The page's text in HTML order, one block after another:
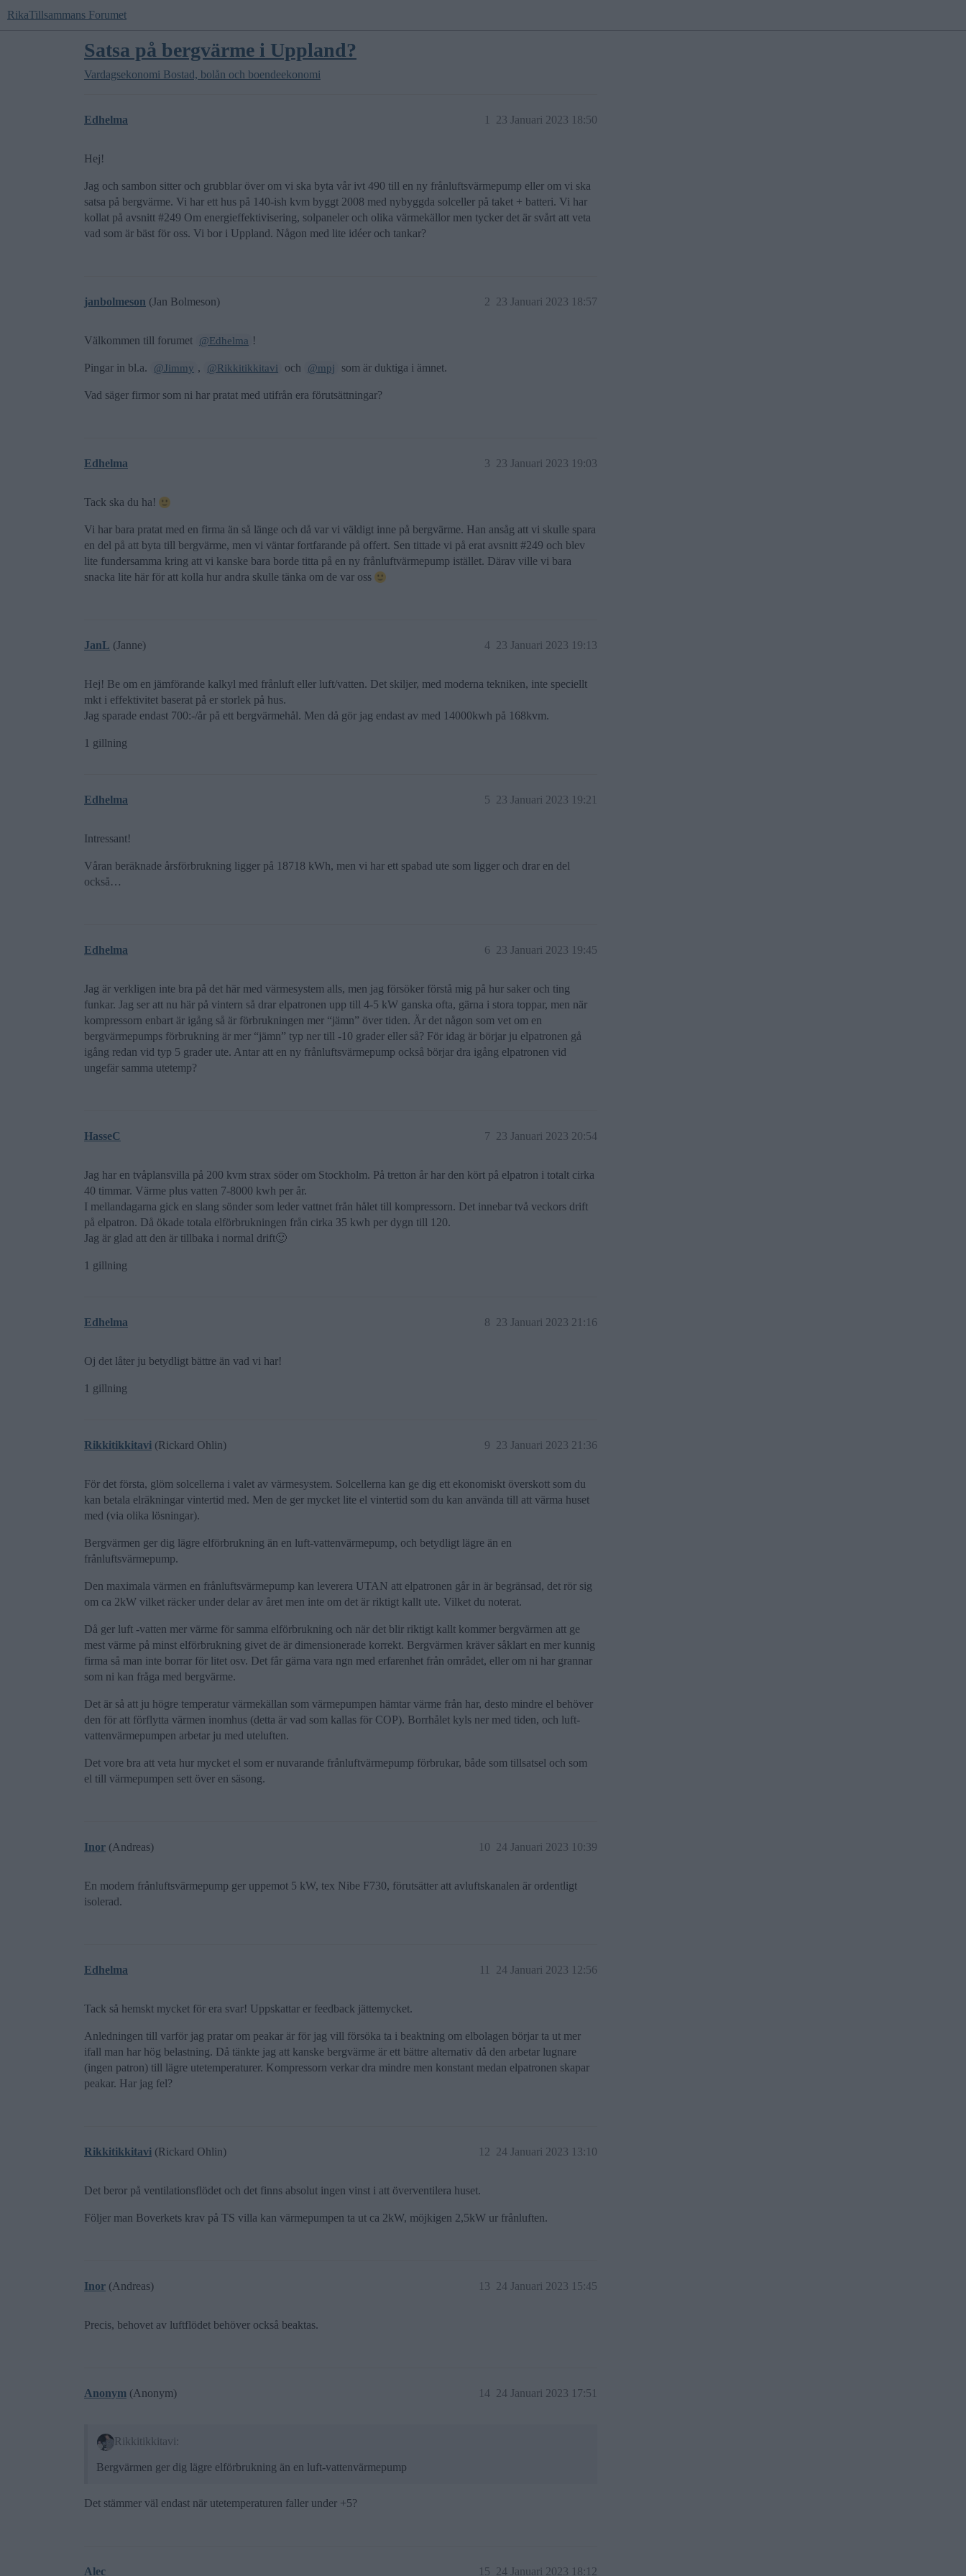
RikaTillsammans Forumet
Satsa på bergvärme i Uppland?
Vardagsekonomi Bostad, bolån och boendeekonomi
Edhelma 23 Januari 2023 18:50
1
Hej!
Jag och sambon sitter och grubblar över om vi ska byta vår ivt 490 till en ny frånluftsvärmepump eller om vi ska
satsa på bergvärme. Vi har ett hus på 140-ish kvm byggt 2008 med nybyggda solceller på taket + batteri. Vi har
kollat på avsnitt #249 Om energieffektivisering, solpaneler och olika värmekällor men tycker det är svårt att veta
vad som är bäst för oss. Vi bor i Uppland. Någon med lite idéer och tankar?
janbolmeson (Jan Bolmeson) 23 Januari 2023 18:57
2
Välkommen till forumet @Edhelma !
Pingar in bl.a. @Jimmy , @Rikkitikkitavi och @mpj som är duktiga i ämnet.
Vad säger firmor som ni har pratat med utifrån era förutsättningar?
Edhelma 23 Januari 2023 19:03
3
Tack ska du ha!
Vi har bara pratat med en firma än så länge och då var vi väldigt inne på bergvärme. Han ansåg att vi skulle spara
en del på att byta till bergvärme, men vi väntar fortfarande på offert. Sen tittade vi på erat avsnitt #249 och blev
lite fundersamma kring att vi kanske bara borde titta på en ny frånluftvärmepump istället. Därav ville vi bara
snacka lite här för att kolla hur andra skulle tänka om de var oss
JanL (Janne) 23 Januari 2023 19:13
4
Hej! Be om en jämförande kalkyl med frånluft eller luft/vatten. Det skiljer, med moderna tekniken, inte speciellt
mkt i effektivitet baserat på er storlek på hus.
Jag sparade endast 700:-/år på ett bergvärmehål. Men då gör jag endast av med 14000kwh på 168kvm.
1 gillning
Edhelma 23 Januari 2023 19:21
5
Intressant!
Våran beräknade årsförbrukning ligger på 18718 kWh, men vi har ett spabad ute som ligger och drar en del
också…
Edhelma 23 Januari 2023 19:45
6
Jag är verkligen inte bra på det här med värmesystem alls, men jag försöker förstå mig på hur saker och ting
funkar. Jag ser att nu här på vintern så drar elpatronen upp till 4-5 kW ganska ofta, gärna i stora toppar, men när
kompressorn enbart är igång så är förbrukningen mer “jämn” över tiden. Är det någon som vet om en
bergvärmepumps förbrukning är mer “jämn” typ ner till -10 grader eller så? För idag är börjar ju elpatronen gå
igång redan vid typ 5 grader ute. Antar att en ny frånluftsvärmepump också börjar dra igång elpatronen vid
ungefär samma utetemp?
HasseC 23 Januari 2023 20:54
7
Jag har en tvåplansvilla på 200 kvm strax söder om Stockholm. På tretton år har den kört på elpatron i totalt cirka
40 timmar. Värme plus vatten 7-8000 kwh per år.
I mellandagarna gick en slang sönder som leder vattnet från hålet till kompressorn. Det innebar två veckors drift
på elpatron. Då ökade totala elförbrukningen från cirka 35 kwh per dygn till 120.
Jag är glad att den är tillbaka i normal drift🙂
1 gillning
Edhelma 23 Januari 2023 21:16
8
Oj det låter ju betydligt bättre än vad vi har!
1 gillning
Rikkitikkitavi (Rickard Ohlin) 23 Januari 2023 21:36
9
För det första, glöm solcellerna i valet av värmesystem. Solcellerna kan ge dig ett ekonomiskt överskott som du
kan betala elräkningar vintertid med. Men de ger mycket lite el vintertid som du kan använda till att värma huset
med (via olika lösningar).
Bergvärmen ger dig lägre elförbrukning än en luft-vattenvärmepump, och betydligt lägre än en
frånluftsvärmepump.
Den maximala värmen en frånluftsvärmepump kan leverera UTAN att elpatronen går in är begränsad, det rör sig
om ca 2kW vilket räcker under delar av året men inte om det är riktigt kallt ute. Vilket du noterat.
Då ger luft -vatten mer värme för samma elförbrukning och när det blir riktigt kallt kommer bergvärmen att ge
mest värme på minst elförbrukning givet de är dimensionerade korrekt. Bergvärmen kräver såklart en mer kunnig
firma så man inte borrar för litet osv. Det får gärna vara ngn med erfarenhet från området, eller om ni har grannar
som ni kan fråga med bergvärme.
Det är så att ju högre temperatur värmekällan som värmepumpen hämtar värme från har, desto mindre el behöver
den för att förflytta värmen inomhus (detta är vad som kallas för COP). Borrhålet kyls ner med tiden, och luft-
vattenvärmepumpen arbetar ju med uteluften.
Det vore bra att veta hur mycket el som er nuvarande frånluftvärmepump förbrukar, både som tillsatsel och som
el till värmepumpen sett över en säsong.
Inor (Andreas) 24 Januari 2023 10:39
10
En modern frånluftsvärmepump ger uppemot 5 kW, tex Nibe F730, förutsätter att avluftskanalen är ordentligt
isolerad.
Edhelma 24 Januari 2023 12:56
11
Tack så hemskt mycket för era svar! Uppskattar er feedback jättemycket.
Anledningen till varför jag pratar om peakar är för jag vill försöka ta i beaktning om elbolagen börjar ta ut mer
ifall man har hög belastning. Då tänkte jag att kanske bergvärme är ett bättre alternativ då den arbetar lugnare
(ingen patron) till lägre utetemperaturer. Kompressorn verkar dra mindre men konstant medan elpatronen skapar
peakar. Har jag fel?
Rikkitikkitavi (Rickard Ohlin) 24 Januari 2023 13:10
12
Det beror på ventilationsflödet och det finns absolut ingen vinst i att överventilera huset.
Följer man Boverkets krav på TS villa kan värmepumpen ta ut ca 2kW, möjkigen 2,5kW ur frånluften.
Inor (Andreas) 24 Januari 2023 15:45
13
Precis, behovet av luftflödet behöver också beaktas.
Anonym (Anonym) 24 Januari 2023 17:51
14
Rikkitikkitavi:
Bergvärmen ger dig lägre elförbrukning än en luft-vattenvärmepump
Det stämmer väl endast när utetemperaturen faller under +5?
Alec 24 Januari 2023 18:12
15